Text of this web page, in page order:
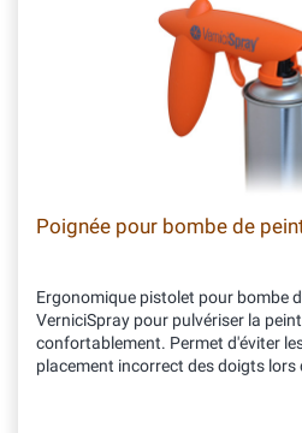
Poignée pour bombe de
Ergonomique pistolet pour bombe
VerniciSpray pour pulvériser la
confortablement. Permet d'éviter
placement incorrect des doigts lors